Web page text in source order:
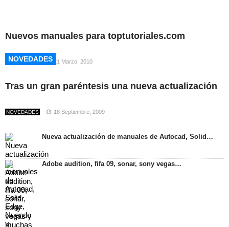
Nuevos manuales para toptutoriales.com
NOVEDADES 21 Marzo, 2010
Tras un gran paréntesis una nueva actualización
NOVEDADES 18 Septiembre, 2009
NOVEDADES
NOVEDADES
Nueva actualización de manuales de Autocad, Solid…
Adobe audition, fifa 09, sonar, sony vegas…